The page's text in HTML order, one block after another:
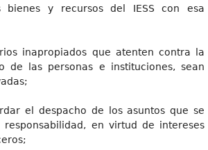
y recursos del IESS con esa
inapropiados que atenten contra la
de las personas e instituciones, sean
el despacho de los asuntos que se
en virtud de intereses